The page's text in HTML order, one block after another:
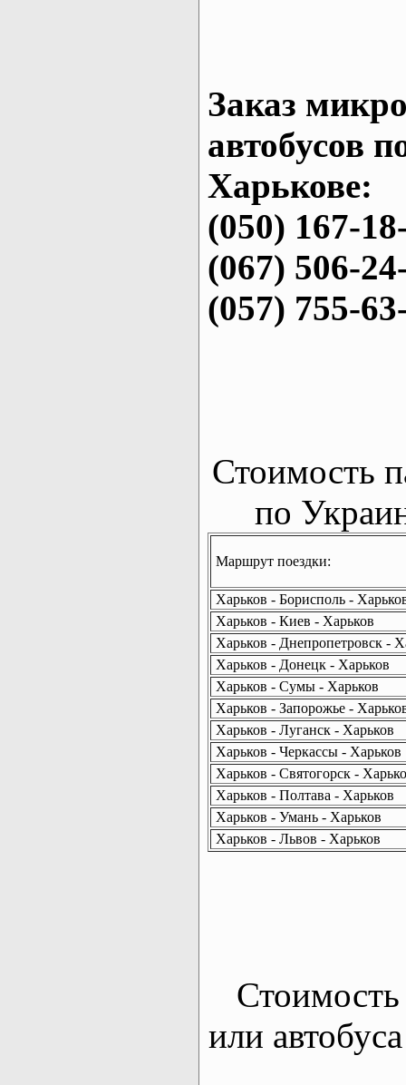
Заказ
автобусов
Харькове:
(050) 167-
(067) 506-
(057) 755-
Стоимость
по
Маршрут поездки:
Харьков - Борисполь -
Харьков - Киев - Харьков
Харьков - Днепропетровск -
Харьков - Донецк - Харьков
Харьков - Сумы - Харьков
Харьков - Запорожье -
Харьков - Луганск - Харьков
Харьков - Черкассы - Харьков
Харьков - Святогорск -
Харьков - Полтава - Харьков
Харьков - Умань - Харьков
Харьков - Львов - Харьков
Стоимость
или